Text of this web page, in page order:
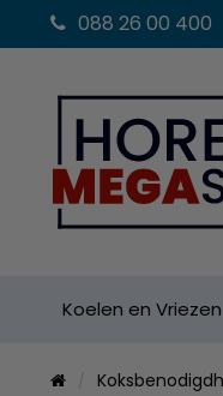
088 26 00 400
Koelen en Vriezen